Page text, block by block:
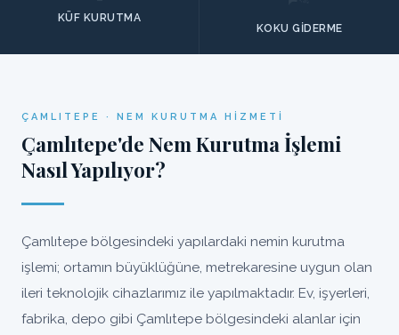
KÜF KURUTMA
KOKU GIDERME
ÇAMLITEPE · NEM KURUTMA HIZMETI
Çamlıtepe'de Nem Kurutma İşlemi
Nasıl Yapılıyor?
Çamlıtepe bölgesindeki yapılardaki nemin kurutma
işlemi; ortamın büyüklüğüne, metrekaresine uygun olan
ileri teknolojik cihazlarımız ile yapılmaktadır. Ev, işyerleri,
fabrika, depo gibi Çamlıtepe bölgesindeki alanlar için